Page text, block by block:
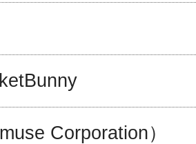
Corporation）